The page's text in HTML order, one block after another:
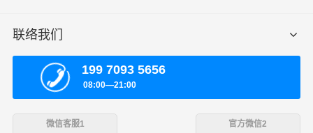
联络我们
199 7093 5656
08:00—21:00
微信客服1 官方微信2